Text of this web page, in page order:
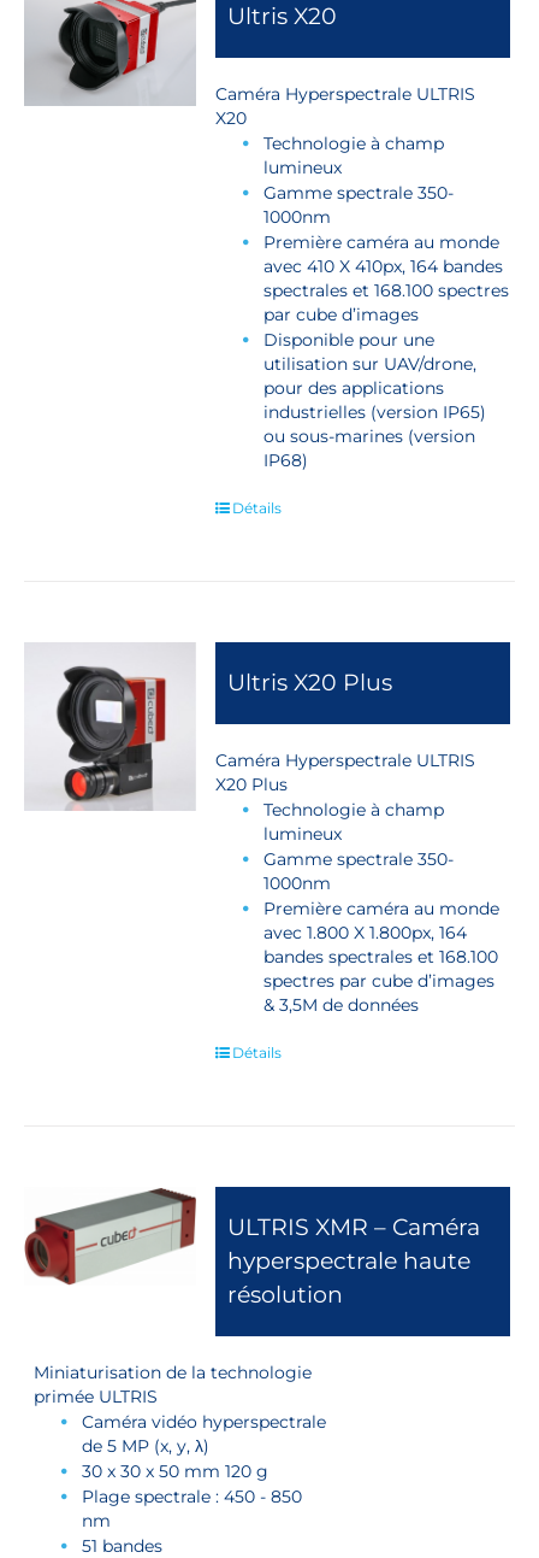
Ultris X20
Caméra Hyperspectrale ULTRIS
X20
Technologie à champ
lumineux
Gamme spectrale 350-
1000nm
Première caméra au monde
avec 410 X 410px, 164 bandes
spectrales et 168.100 spectres
par cube d’images
Disponible pour une
utilisation sur UAV/drone,
pour des applications
industrielles (version IP65)
ou sous-marines (version
IP68)
Détails
Ultris X20 Plus
Caméra Hyperspectrale ULTRIS
X20 Plus
Technologie à champ
lumineux
Gamme spectrale 350-
1000nm
Première caméra au monde
avec 1.800 X 1.800px, 164
bandes spectrales et 168.100
spectres par cube d’images
& 3,5M de données
Détails
ULTRIS XMR – Caméra
hyperspectrale haute
résolution
Miniaturisation de la technologie
primée ULTRIS
Caméra vidéo hyperspectrale
de 5 MP (x, y, λ)
30 x 30 x 50 mm 120 g
Plage spectrale : 450 - 850
nm
51 bandes